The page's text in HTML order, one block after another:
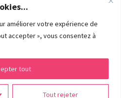
améliorer votre expérience de
accepter », vous consentez à
Tout rejeter
tout
Roumégoux | Gib - 2026 |